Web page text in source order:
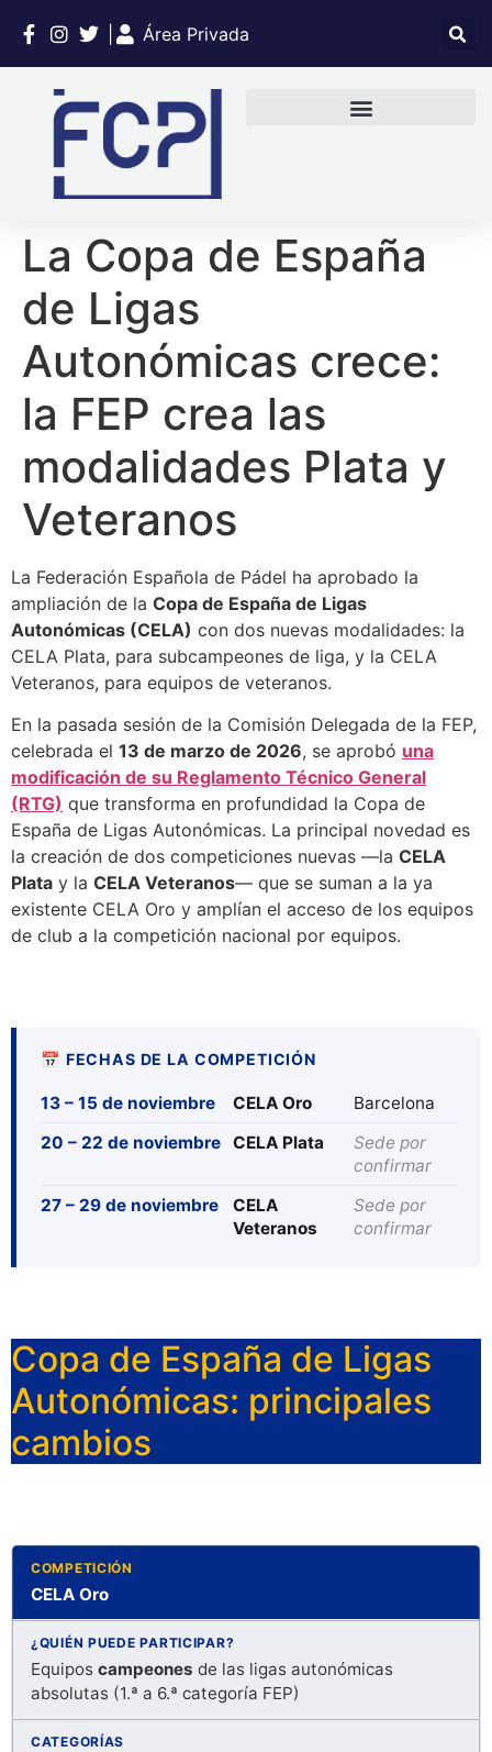
Área Privada
La Copa de España
de Ligas
Autonómicas crece:
la FEP crea las
modalidades Plata y
Veteranos
La Federación Española de Pádel ha aprobado la
ampliación de la Copa de España de Ligas
Autonómicas (CELA) con dos nuevas modalidades: la
CELA Plata, para subcampeones de liga, y la CELA
Veteranos, para equipos de veteranos.
En la pasada sesión de la Comisión Delegada de la FEP,
celebrada el 13 de marzo de 2026, se aprobó una
modificación de su Reglamento Técnico General
(RTG) que transforma en profundidad la Copa de
España de Ligas Autonómicas. La principal novedad es
la creación de dos competiciones nuevas —la CELA
Plata y la CELA Veteranos— que se suman a la ya
existente CELA Oro y amplían el acceso de los equipos
de club a la competición nacional por equipos.
📅 FECHAS DE LA COMPETICIÓN
13 – 15 de noviembre CELA Oro
Barcelona
20 – 22 de noviembre CELA Plata
Sede por
confirmar
27 – 29 de noviembre
CELA
Veteranos
Sede por
confirmar
Copa de España de Ligas
Autonómicas: principales
cambios
CELA Oro
Equipos campeones de las ligas autonómicas
absolutas (1.ª a 6.ª categoría FEP)